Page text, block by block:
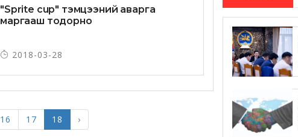
"Sprite cup" тэмцээний аварга
маргааш тодорно
2018-03-28
16 17 18 ›